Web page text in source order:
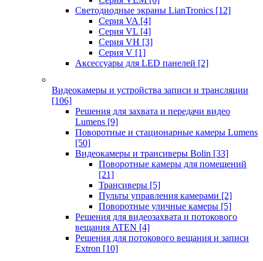
Светодиодные экраны LianTronics [12]
Серия VA [4]
Серия VL [4]
Серия VH [3]
Серия V [1]
Аксессуары для LED панелей [2]
Видеокамеры и устройства записи и трансляции
[106]
Решения для захвата и передачи видео
Lumens [9]
Поворотные и стационарные камеры Lumens
[50]
Видеокамеры и трансиверы Bolin [33]
Поворотные камеры для помещений
[21]
Трансиверы [5]
Пульты управления камерами [2]
Поворотные уличные камеры [5]
Решения для видеозахвата и потокового
вещания ATEN [4]
Решения для потокового вещания и записи
Extron [10]